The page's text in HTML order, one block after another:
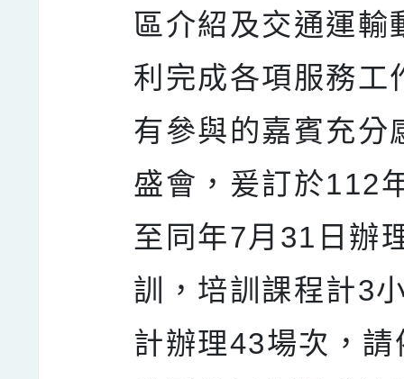
區介紹及交通運輸
利完成各項服務工
有參與的嘉賓充分
盛會，爰訂於112
至同年7月31日辦
訓，培訓課程計3
計辦理43場次，